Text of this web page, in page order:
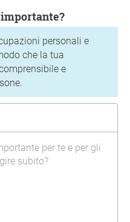
importante?
personali e
che la tua
e